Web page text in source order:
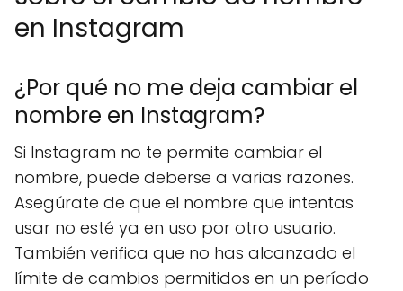
en Instagram
¿Por qué no me deja cambiar el
nombre en Instagram?
Si Instagram no te permite cambiar el
nombre, puede deberse a varias razones.
Asegúrate de que el nombre que intentas
usar no esté ya en uso por otro usuario.
También verifica que no has alcanzado el
límite de cambios permitidos en un período